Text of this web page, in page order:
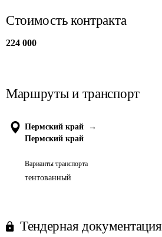
Стоимость контракта
224 000
Маршруты и транспорт
Пермский край
→
Пермский край
Варианты транспорта
тентованный
Тендерная документация